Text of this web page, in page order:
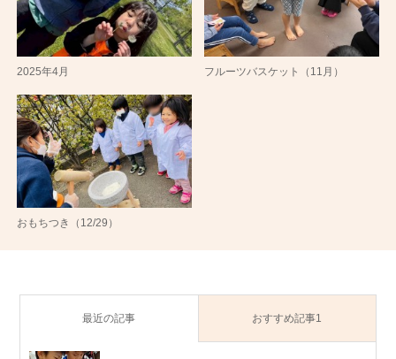
2025年4月 フルーツバスケット（11月）
おもちつき（12/29）
最近の記事 おすすめ記事1